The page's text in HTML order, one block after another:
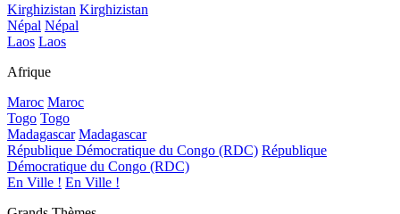
Kirghizistan Kirghizistan
Népal Népal
Laos Laos
Afrique
Maroc Maroc
Togo Togo
Madagascar Madagascar
République Démocratique du Congo (RDC) République
Démocratique du Congo (RDC)
En Ville ! En Ville !